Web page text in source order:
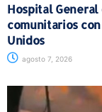
Hospital
comunitarios
Unidos
agosto 7, 2026